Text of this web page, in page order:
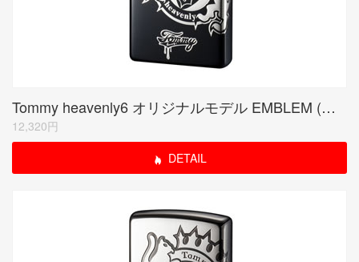
Tommy heavenly6 オリジナルモデル EMBLEM (受注生産限定品)
12,320円
DETAIL